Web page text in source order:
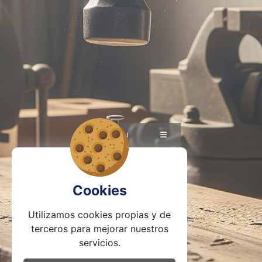
Cookies
Utilizamos cookies propias y de
terceros para mejorar nuestros
servicios.
ES | EU